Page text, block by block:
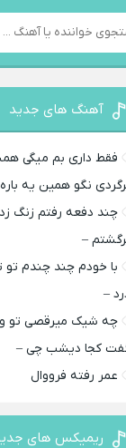
آهنگ های جدید
فقط داری بم میگی
نگو همین یه
چند دفعه رفتم زنگ
–
با خودم چند چندم تو
–
چه شیک میرقصی تو
کجا دیشب چی –
عمر رفته فرووال
ریمیکس های